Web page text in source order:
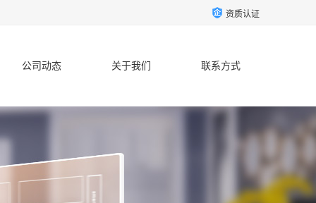
资质认证
公司动态 关于我们 联系方式